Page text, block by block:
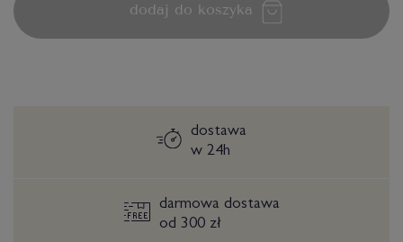
dodaj do koszyka
dostawa
w 24h
darmowa dostawa
od 300 zł